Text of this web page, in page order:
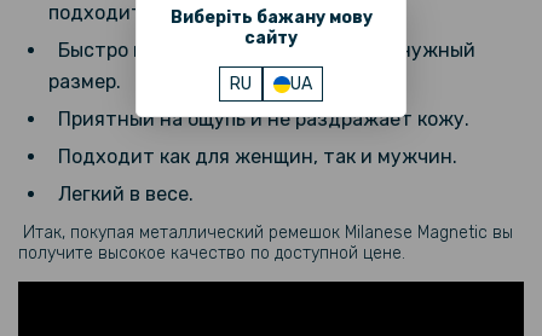
Виберіть бажану мову
сайту
RU UA
подходит для любого стиля одежды.
Быстро и удобно регулируется под нужный
размер.
Приятный на ощупь и не раздражает кожу.
Подходит как для женщин, так и мужчин.
Легкий в весе.
Итак, покупая металлический ремешок Milanese Magnetic вы
получите высокое качество по доступной цене.